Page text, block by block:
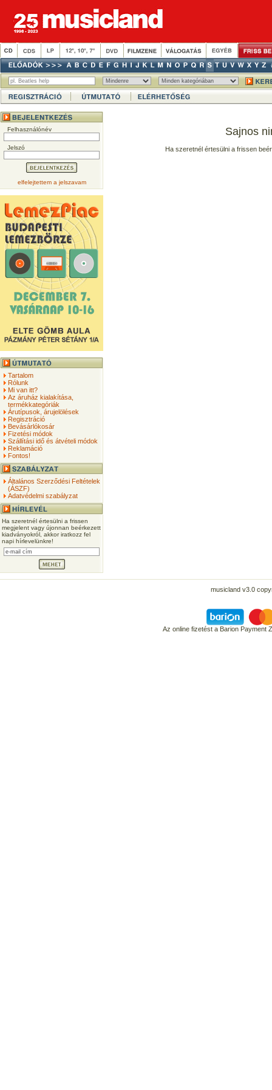
Felhasználónév
Jelszó
elfelejtettem a jelszavam
Tartalom
Rólunk
Mi van itt?
Az áruház kialakítása,
termékkategóriák
Árutípusok, árujelölések
Regisztráció
Bevásárlókosár
Fizetési módok
Szállítási idő és átvételi módok
Reklamáció
Fontos!
Általános Szerződési Feltételek
(ÁSZF)
Adatvédelmi szabályzat
Ha szeretnél értesülni a frissen
megjelent vagy újonnan beérkezett
kiadványokról, akkor iratkozz fel
napi hírlevelünkre!
Sajnos
Ha szeretnél értesülni a frissen
musicland v3.0
Az online fizetést a Barion Payment